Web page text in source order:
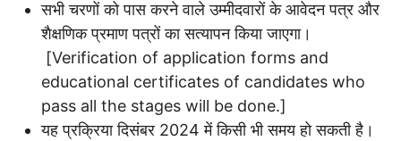
सभी चरणों को पास करने वाले उम्मीदवारों के आवेदन पत्र और
शैक्षणिक प्रमाण पत्रों का सत्यापन किया जाएगा।
[Verification of application forms and
educational certificates of candidates who
pass all the stages will be done.]
यह प्रक्रिया दिसंबर 2024 में किसी भी समय हो सकती है।